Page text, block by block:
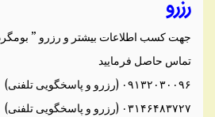
رزرو
جهت کسب اطلاعات بیشتر و رزرو ”
تماس حاصل فرمایید
۰۹۱۳۲۰۳۰۰۹۶ (رزرو و پاسخگویی تلفنی)
۰۳۱۴۶۴۸۳۷۲۷ (رزرو و پاسخگویی تلفنی)